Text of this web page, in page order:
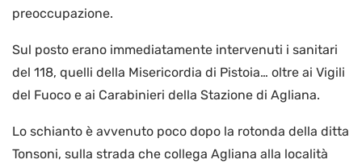
preoccupazione.
Sul posto erano immediatamente intervenuti i sanitari
del 118, quelli della Misericordia di Pistoia… oltre ai Vigili
del Fuoco e ai Carabinieri della Stazione di Agliana.
Lo schianto è avvenuto poco dopo la rotonda della ditta
Tonsoni, sulla strada che collega Agliana alla località